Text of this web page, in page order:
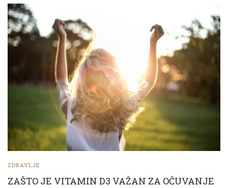
ZDRAVLJE
ZAŠTO JE VITAMIN D3 VAŽAN ZA OČUVANJE